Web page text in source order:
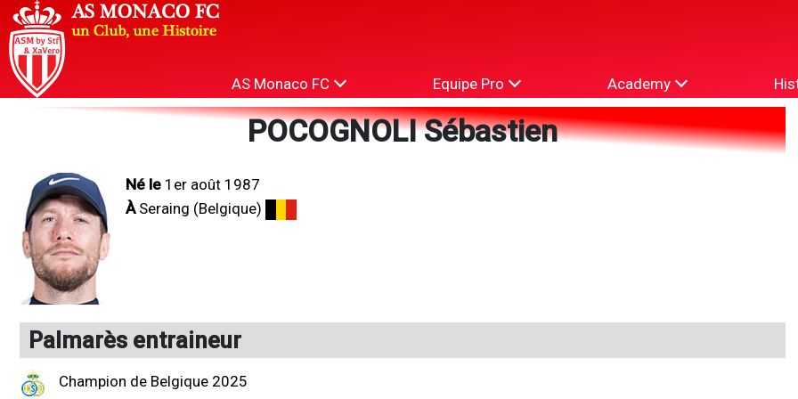
AS Monaco FC Equipe Pro Academy
POCOGNOLI Sébastien
Né le 1er août 1987
ÀSeraing (Belgique)
Palmarès entraineur
Champion de Belgique 2025